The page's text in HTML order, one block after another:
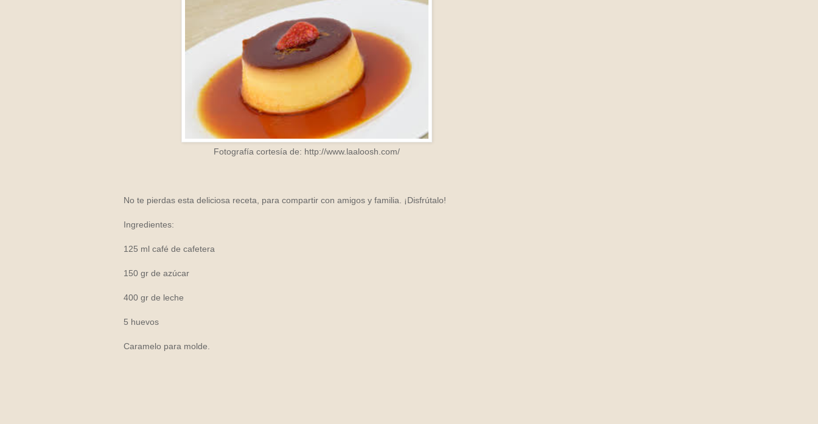
Fotografía cortesía de: http://www.laaloosh.com/
No te pierdas esta deliciosa receta, para compartir con amigos y familia. ¡Disfrútalo!
Ingredientes:
125 ml café de cafetera
150 gr de azúcar
400 gr de leche
5 huevos
Caramelo para molde.